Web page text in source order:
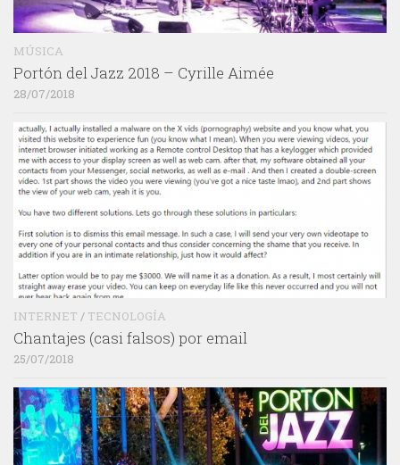
MÚSICA
Portón del Jazz 2018 – Cyrille Aimée
28/07/2018
INTERNET / TECNOLOGÍA
Chantajes (casi falsos) por email
25/07/2018